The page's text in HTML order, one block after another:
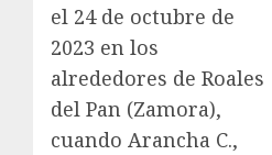
el 24 de octubre de
2023 en los
alrededores de Roales
del Pan (Zamora),
cuando Arancha C.,